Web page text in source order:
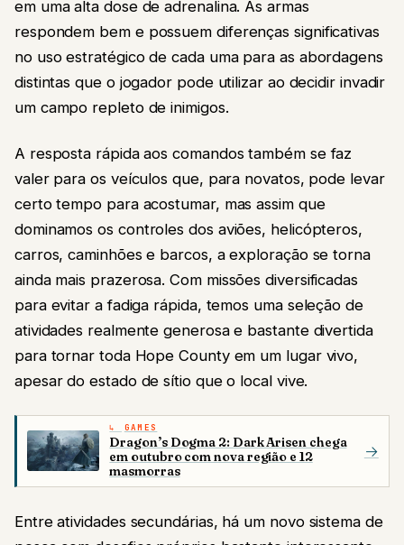
em uma alta dose de adrenalina. As armas
respondem bem e possuem diferenças significativas
no uso estratégico de cada uma para as abordagens
distintas que o jogador pode utilizar ao decidir invadir
um campo repleto de inimigos.
A resposta rápida aos comandos também se faz
valer para os veículos que, para novatos, pode levar
certo tempo para acostumar, mas assim que
dominamos os controles dos aviões, helicópteros,
carros, caminhões e barcos, a exploração se torna
ainda mais prazerosa. Com missões diversificadas
para evitar a fadiga rápida, temos uma seleção de
atividades realmente generosa e bastante divertida
para tornar toda Hope County em um lugar vivo,
apesar do estado de sítio que o local vive.
GAMES
Dragon’s Dogma 2: Dark Arisen chega
em outubro com nova região e 12
masmorras
→
Entre atividades secundárias, há um novo sistema de